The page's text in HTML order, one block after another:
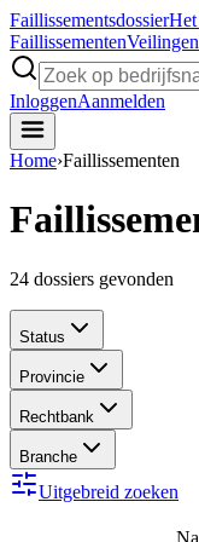
Faillissementsdossier
FaillissementenVeilingen
InloggenAanmelden
Home›Faillissementen
24 dossiers gevonden
Status
Provincie
Rechtbank
Branche
Uitgebreid zoeken